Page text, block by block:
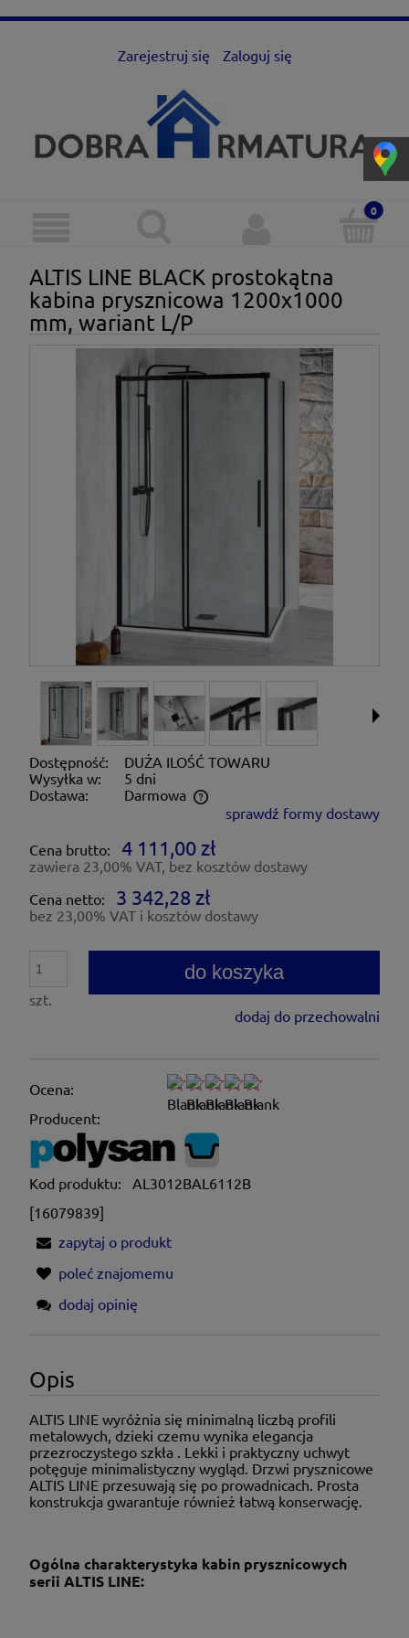
Zarejestruj się Zaloguj się
ALTIS LINE BLACK prostokątna
kabina prysznicowa 1200x1000
mm, wariant L/P
Dostępność:
DUŻA ILOŚĆ TOWARU
Wysyłka w:
5 dni
Dostawa:
Darmowa
Cena nie zawiera ewentualnych kosztów płatności
sprawdź formy dostawy
Cena brutto:
4 111,00 zł
zawiera 23,00% VAT, bez kosztów dostawy
Cena netto:
3 342,28 zł
bez 23,00% VAT i kosztów dostawy
szt.
do koszyka
dodaj do przechowalni
Ocena:
Producent:
Kod produktu:
AL3012BAL6112B
[16079839]
zapytaj o produkt
poleć znajomemu
dodaj opinię
Opis
ALTIS LINE wyróżnia się minimalną liczbą profili
metalowych, dzieki czemu wynika elegancja
przezroczystego szkła . Lekki i praktyczny uchwyt
potęguje minimalistyczny wygląd. Drzwi prysznicowe
ALTIS LINE przesuwają się po prowadnicach. Prosta
konstrukcja gwarantuje również łatwą konserwację.
Ogólna charakterystyka kabin prysznicowych
serii ALTIS LINE: